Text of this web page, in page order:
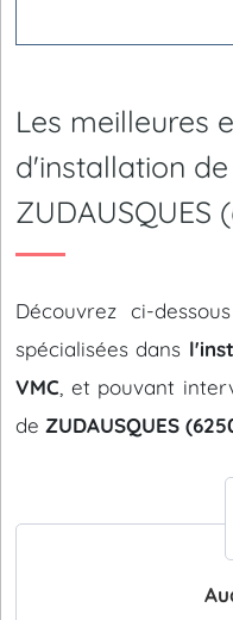
Les meilleures
d'installation
ZUDAUSQUES
Découvrez ci-
spécialisées dans
VMC , et pouvant
de ZUDAUSQUES